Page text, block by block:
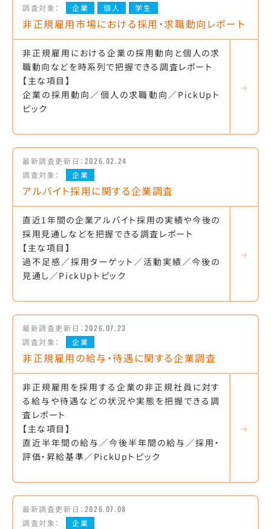
調査対象：
企業 個人 学生
非正規雇用市場における採用・求職動向レポート
非正規雇用における企業の採用動向と個人の求
職動向などを時系列で把握できる調査レポート
【主な項目】
企業の採用動向／個人の求職動向／PickUpト
ピック
最新調査更新日： 2026.02.24
調査対象：
企業
アルバイト採用に関する企業調査
直近1年間の企業アルバイト採用の実績や今後の
採用見通しなどを把握できる調査レポート
【主な項目】
過不足感／採用ターゲット／活動実績／今後の
見通し／PickUpトピック
最新調査更新日： 2026.07.23
調査対象：
企業
非正規雇用の給与・待遇に関する企業調査
非正規雇用を採用する企業の非正規社員に対す
る給与や待遇などの状況や実態を把握できる調
査レポート
【主な項目】
直近半年間の給与／今後半年間の給与／採用・
評価・昇給基準／PickUpトピック
最新調査更新日： 2026.07.08
調査対象：
企業